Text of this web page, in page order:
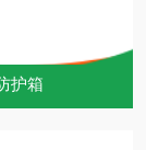
护箱